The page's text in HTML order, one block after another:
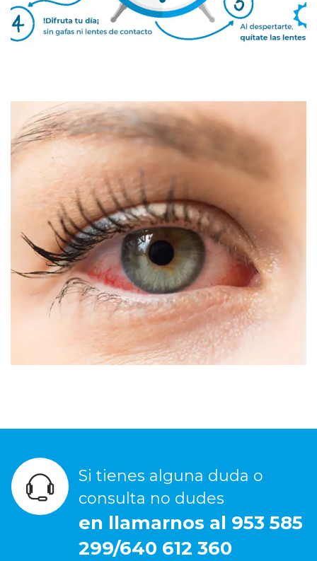
Si tienes alguna duda o
consulta no dudes
en llamarnos al 953 585
299/640 612 360